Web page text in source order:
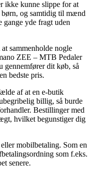
ikke kunne slippe for at
børn, og samtidig til mænd
gange yde fragt uden
sammenholde nogle
ZEE – MTB Pedaler
gennemfører dit køb, så
bedste pris.
af at en e-butik
billig, så burde
Bestillinger med
hvilket begunstiger dig
mobilbetaling. Som en
som f.eks.
senere.